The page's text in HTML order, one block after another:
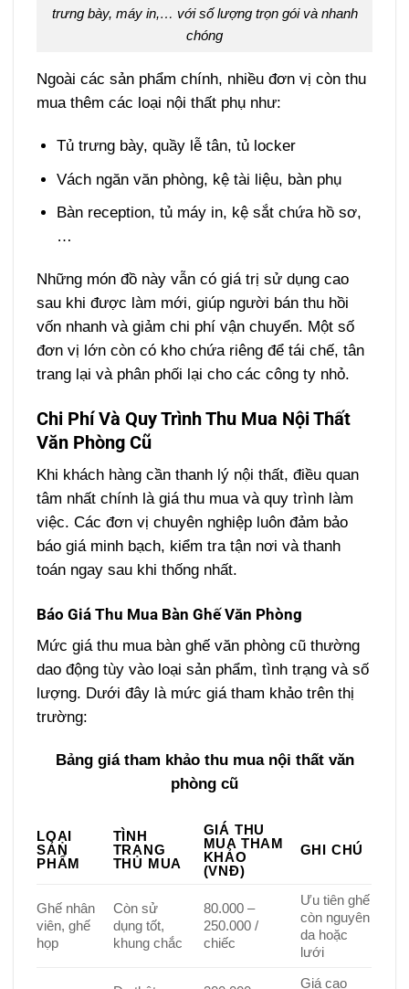
trưng bày, máy in,… với số lượng trọn gói và nhanh
chóng
Ngoài các sản phẩm chính, nhiều đơn vị còn thu
mua thêm các loại nội thất phụ như:
Tủ trưng bày, quầy lễ tân, tủ locker
Vách ngăn văn phòng, kệ tài liệu, bàn phụ
Bàn reception, tủ máy in, kệ sắt chứa hồ sơ,
…
Những món đồ này vẫn có giá trị sử dụng cao
sau khi được làm mới, giúp người bán thu hồi
vốn nhanh và giảm chi phí vận chuyển. Một số
đơn vị lớn còn có kho chứa riêng để tái chế, tân
trang lại và phân phối lại cho các công ty nhỏ.
Chi Phí Và Quy Trình Thu Mua Nội Thất
Văn Phòng Cũ
Khi khách hàng cần thanh lý nội thất, điều quan
tâm nhất chính là giá thu mua và quy trình làm
việc. Các đơn vị chuyên nghiệp luôn đảm bảo
báo giá minh bạch, kiểm tra tận nơi và thanh
toán ngay sau khi thống nhất.
Báo Giá Thu Mua Bàn Ghế Văn Phòng
Mức giá thu mua bàn ghế văn phòng cũ thường
dao động tùy vào loại sản phẩm, tình trạng và số
lượng. Dưới đây là mức giá tham khảo trên thị
trường:
Bảng giá tham khảo thu mua nội thất văn
phòng cũ
LOẠI
SẢN
PHẨM
TÌNH
TRẠNG
THU MUA
GIÁ THU
MUA THAM
KHẢO
(VNĐ)
GHI CHÚ
Ghế nhân
viên, ghế
họp
Còn sử
dụng tốt,
khung chắc
80.000 –
250.000 /
chiếc
Ưu tiên ghế
còn nguyên
da hoặc
lưới
Giá cao